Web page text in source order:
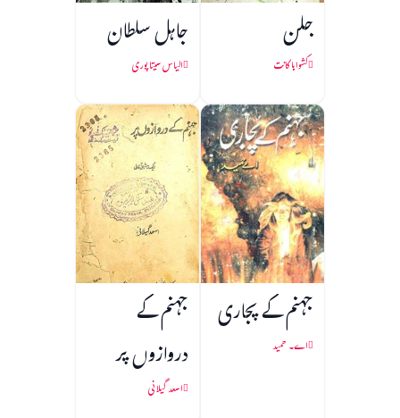
جلن
کشواہا کانت
جاہل سلطان
الیاس سیتا پوری
جہنم کے پجاری
اے۔ حمید
جہنم کے
دروازوں پر
اسعد گیلانی